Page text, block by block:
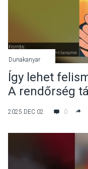
Dunakanyar
Így lehet
A rendőrség
2025 DEC 02 0